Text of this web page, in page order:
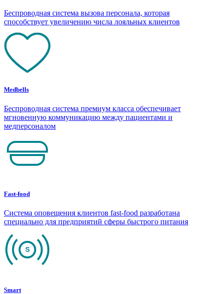
Беспроводная система вызова персонала, которая
способствует увеличению числа лояльных клиентов
Medbells
Беспроводная система премиум класса обеспечивает
мгновенную коммуникацию между пациентами и
медперсоналом
Fast-food
Система оповещения клиентов fast-food разработана
специально для предприятий сферы быстрого питания
Smart